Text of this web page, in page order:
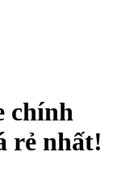
chính
rẻ nhất!